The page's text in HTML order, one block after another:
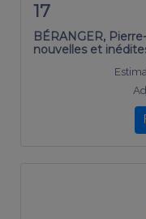
17
BÉRANGER,
nouvelles et